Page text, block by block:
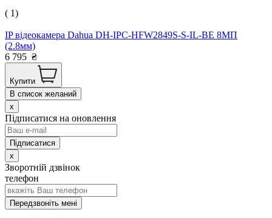
( 1)
IP відеокамера Dahua DH-IPC-HFW2849S-S-IL-BE 8МП
(2.8мм)
6 795 ₴
Купити
В список желаний
x
Підписатися на оновлення
x
Зворотній дзвінок
телефон
Передзвоніть мені